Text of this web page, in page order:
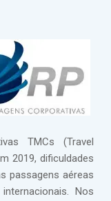
TMCs (Travel
2019, dificuldades
passagens aéreas
Nos